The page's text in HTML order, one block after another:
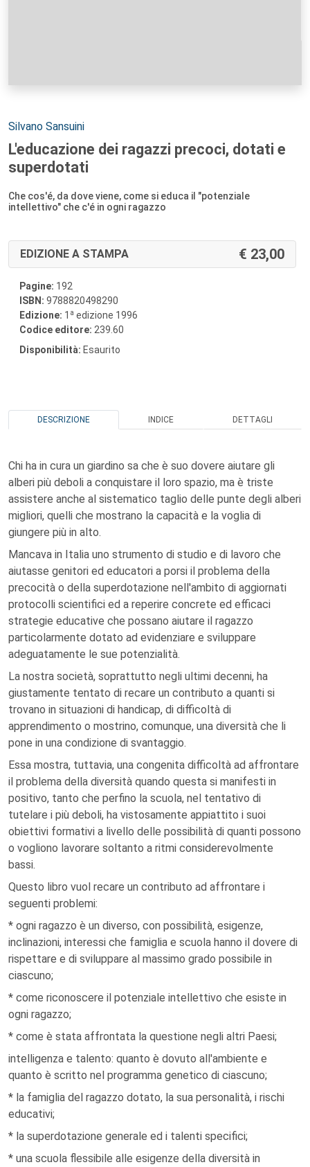
Autori:
Silvano Sansuini
L'educazione dei ragazzi precoci, dotati e
superdotati
Che cos'é, da dove viene, come si educa il "potenziale
intellettivo" che c'é in ogni ragazzo
EDIZIONE A STAMPA 23,00
Pagine: 192
ISBN: 9788820498290
Edizione: 1 a edizione 1996
Codice editore: 239.60
Disponibilità: Esaurito
DESCRIZIONE INDICE DETTAGLI
Chi ha in cura un giardino sa che è suo dovere aiutare gli
alberi più deboli a conquistare il loro spazio, ma è triste
assistere anche al sistematico taglio delle punte degli alberi
migliori, quelli che mostrano la capacità e la voglia di
giungere più in alto.
Mancava in Italia uno strumento di studio e di lavoro che
aiutasse genitori ed educatori a porsi il problema della
precocità o della superdotazione nell'ambito di aggiornati
protocolli scientifici ed a reperire concrete ed efficaci
strategie educative che possano aiutare il ragazzo
particolarmente dotato ad evidenziare e sviluppare
adeguatamente le sue potenzialità.
La nostra società, soprattutto negli ultimi decenni, ha
giustamente tentato di recare un contributo a quanti si
trovano in situazioni di handicap, di difficoltà di
apprendimento o mostrino, comunque, una diversità che li
pone in una condizione di svantaggio.
Essa mostra, tuttavia, una congenita difficoltà ad affrontare
il problema della diversità quando questa si manifesti in
positivo, tanto che perfino la scuola, nel tentativo di
tutelare i più deboli, ha vistosamente appiattito i suoi
obiettivi formativi a livello delle possibilità di quanti possono
o vogliono lavorare soltanto a ritmi considerevolmente
bassi.
Questo libro vuol recare un contributo ad affrontare i
seguenti problemi:
* ogni ragazzo è un diverso, con possibilità, esigenze,
inclinazioni, interessi che famiglia e scuola hanno il dovere di
rispettare e di sviluppare al massimo grado possibile in
ciascuno;
* come riconoscere il potenziale intellettivo che esiste in
ogni ragazzo;
* come è stata affrontata la questione negli altri Paesi;
intelligenza e talento: quanto è dovuto all'ambiente e
quanto è scritto nel programma genetico di ciascuno;
* la famiglia del ragazzo dotato, la sua personalità, i rischi
educativi;
* la superdotazione generale ed i talenti specifici;
* una scuola flessibile alle esigenze della diversità in